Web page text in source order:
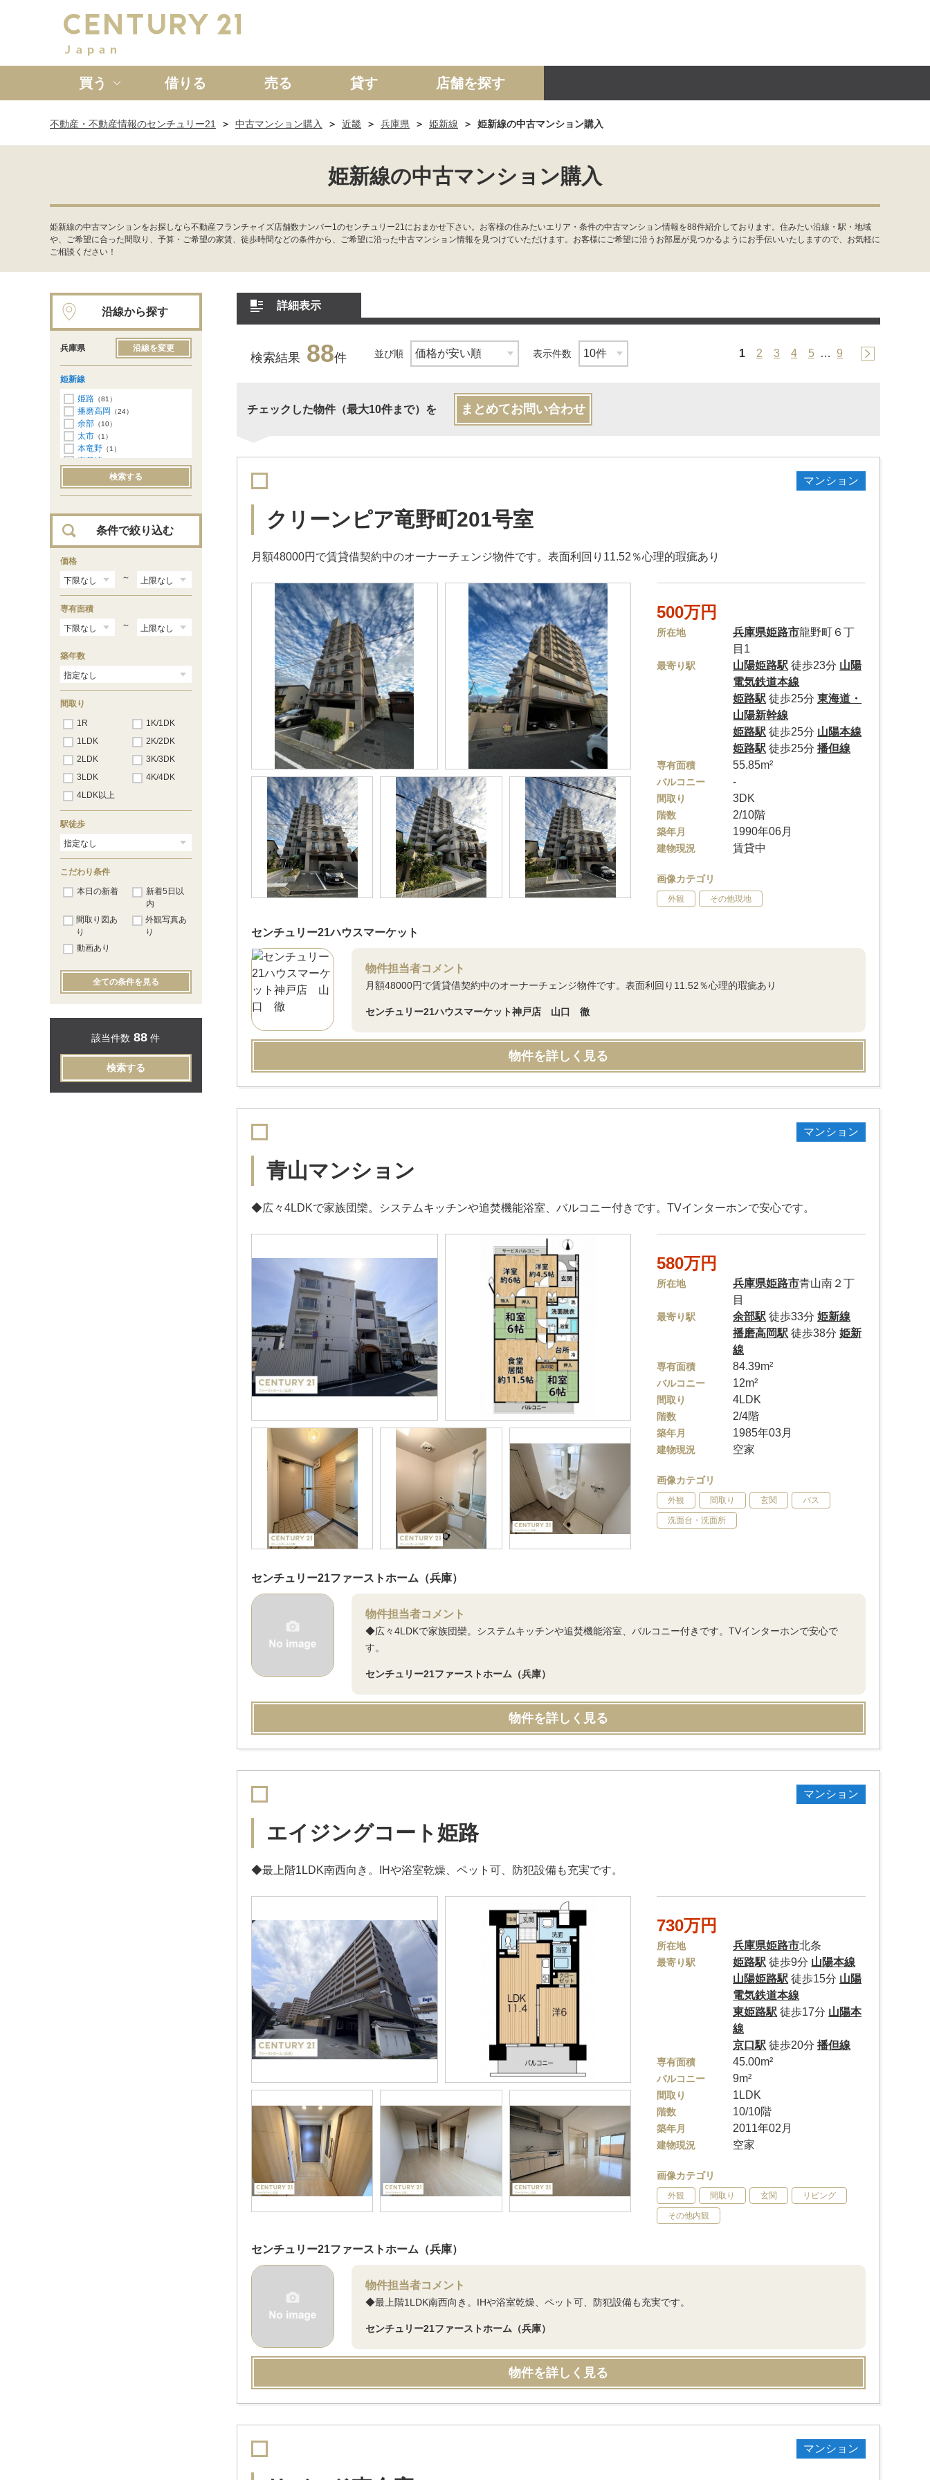
買う
新築一戸建て 中古一戸建て マンション 土地 事業投資用
借りる 売る 貸す 店舗を探す
不動産・不動産情報のセンチュリー21 中古マンション購入 近畿 兵庫県 姫新線 姫新線の中古マンション購入
姫新線の中古マンション購入
姫新線の中古マンションをお探しなら不動産フランチャイズ店舗数ナンバー1のセンチュリー21におまかせ下さい。お客様の住みたいエリア・条件の中古マンション情報を88件紹介しております。住みたい沿線・駅・地域
や、ご希望に合った間取り、予算・ご希望の家賃、徒歩時間などの条件から、ご希望に沿った中古マンション情報を見つけていただけます。お客様にご希望に沿うお部屋が見つかるようにお手伝いいたしますので、お気軽に
ご相談ください！
詳細表示
検索結果 88件 並び順 表示件数 1 2 3 4 5 … 9
チェックした物件（最大10件まで）を まとめてお問い合わせ
マンション
クリーンピア竜野町201号室
月額48000円で賃貸借契約中のオーナーチェンジ物件です。表面利回り11.52％心理的瑕疵あり
500万円
所在地 兵庫県姫路市龍野町６丁
目1
最寄り駅 山陽姫路駅 徒歩23分 山陽
電気鉄道本線
姫路駅 徒歩25分東海道・
山陽新幹線
姫路駅 徒歩25分 山陽本線
姫路駅 徒歩25分播但線
専有面積 55.85m²
バルコニー -
間取り 3DK
階数 2/10階
築年月 1990年06月
建物現況 賃貸中
画像カテゴリ
外観 その他現地
センチュリー21ハウスマーケット
物件担当者コメント
月額48000円で賃貸借契約中のオーナーチェンジ物件です。表面利回り11.52％心理的瑕疵あり
センチュリー21ハウスマーケット神戸店 山口 徹
物件を詳しく見る
マンション
青山マンション
◆広々4LDKで家族団欒。システムキッチンや追焚機能浴室、バルコニー付きです。TVインターホンで安心です。
580万円
所在地 兵庫県姫路市青山南２丁
目
最寄り駅 余部駅 徒歩33分姫新線
播磨高岡駅 徒歩38分姫新
線
専有面積 84.39m²
バルコニー 12m²
間取り 4LDK
階数 2/4階
築年月 1985年03月
建物現況 空家
画像カテゴリ
外観 間取り 玄関 バス
洗面台・洗面所
センチュリー21ファーストホーム（兵庫）
物件担当者コメント
◆広々4LDKで家族団欒。システムキッチンや追焚機能浴室、バルコニー付きです。TVインターホンで安心で
す。
センチュリー21ファーストホーム（兵庫）
物件を詳しく見る
マンション
エイジングコート姫路
◆最上階1LDK南西向き。IHや浴室乾燥、ペット可、防犯設備も充実です。
730万円
所在地 兵庫県姫路市北条
最寄り駅 姫路駅 徒歩9分 山陽本線
山陽姫路駅 徒歩15分 山陽
電気鉄道本線
東姫路駅 徒歩17分 山陽本
線
京口駅 徒歩20分播但線
専有面積 45.00m²
バルコニー 9m²
間取り 1LDK
階数 10/10階
築年月 2011年02月
建物現況 空家
画像カテゴリ
外観 間取り 玄関 リビング
その他内観
センチュリー21ファーストホーム（兵庫）
物件担当者コメント
◆最上階1LDK南西向き。IHや浴室乾燥、ペット可、防犯設備も充実です。
センチュリー21ファーストホーム（兵庫）
物件を詳しく見る
マンション
沿線から探す
兵庫県 沿線を変更
姫新線
姫路 （81）
播磨高岡 （24）
余部 （10）
太市 （1）
本竜野 （1）
東觜崎
検索する
条件で絞り込む
価格
～
専有面積
～
築年数
間取り
1R
1K/1DK
1LDK
2K/2DK
2LDK
3K/3DK
3LDK
4K/4DK
4LDK以上
駅徒歩
こだわり条件
本日の新着
新着5日以
内
間取り図あ
り
外観写真あ
り
動画あり
全ての条件を見る
該当件数 88 件
検索する